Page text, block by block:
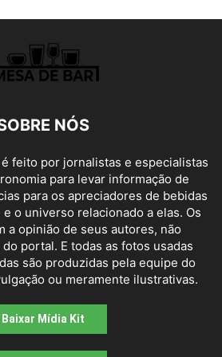
NÓS
feito por jornalistas e especialistas
para levar informação de
para os apreciadores de bebidas
o universo relacionado a elas. Os
a opinião de seus autores, não
portal. E todas as fotos usadas
são produzidas pela equipe do
ou meramente ilustrativas.
Baixar Mídia Kit